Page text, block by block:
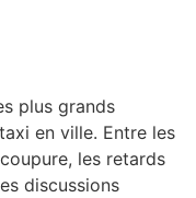
plus grands
en ville. Entre les
les retards
discussions